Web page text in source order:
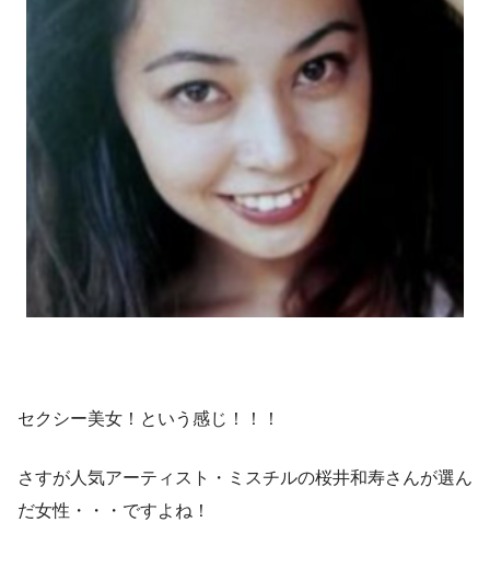
セクシー美女！という感じ！！！
さすが人気アーティスト・ミスチルの桜井和寿さんが選ん
だ女性・・・ですよね！